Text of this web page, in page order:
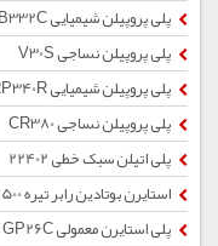
پلی پروپیلن شیمیایی ZB332C
پلی پروپیلن نساجی V30S
پلی پروپیلن شیمیایی RP340R
پلی پروپیلن نساجی CR380
پلی اتیلن سبک خطی 22402
استایرن بوتادین رابر تیره 1500
پلی استایرن معمولی GP26C